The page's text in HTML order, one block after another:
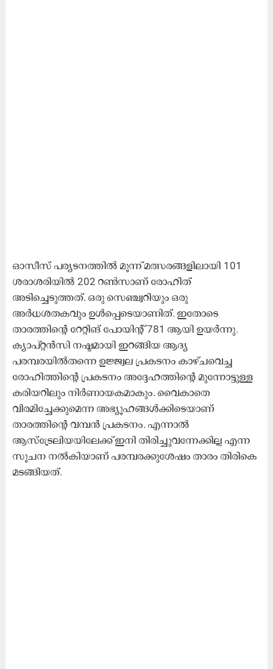
ഓസീസ് പര്യടനത്തിൽ മൂന്ന് മത്സരങ്ങളിലായി 101
ശരാശരിയിൽ 202 റൺസാണ് രോഹിത്
അടിച്ചെടുത്തത്. ഒരു സെഞ്ച്വറിയും ഒരു
അർധശതകവും ഉൾപ്പെടെയാണിത്. ഇതോടെ
താരത്തിന്‍റെ റേറ്റിങ് പോയിന്‍റ് 781 ആയി ഉയർന്നു.
ക്യാപ്റ്റൻസി നഷ്ടമായി ഇറങ്ങിയ ആദ്യ
പരമ്പരയിൽതന്നെ ഉജ്ജ്വല പ്രകടനം കാഴ്ചവെച്ച
രോഹിത്തിന്‍റെ പ്രകടനം അദ്ദേഹത്തിന്‍റെ മുന്നോട്ടുള്ള
കരിയറിലും നിർണായകമാകും. വൈകാതെ
വിരമിച്ചേക്കുമെന്ന അഭ്യൂഹങ്ങൾക്കിടെയാണ്
താരത്തിന്‍റെ വമ്പൻ പ്രകടനം. എന്നാൽ
ആസ്ട്രേലിയയിലേക്ക് ഇനി തിരിച്ചുവന്നേക്കില്ല എന്ന
സൂചന നൽകിയാണ് പരമ്പരക്കുശേഷം താരം തിരികെ
മടങ്ങിയത്.